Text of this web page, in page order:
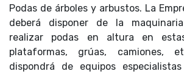
Podas de árboles y arbustos. La
deberá disponer de la
realizar podas en altura en
plataformas, grúas, camiones,
dispondrá de equipos